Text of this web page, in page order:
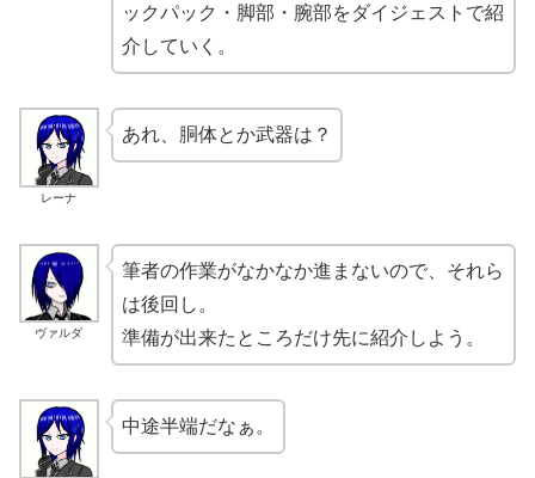
ックパック・脚部・腕部をダイジェストで紹
介していく。
レーナ
あれ、胴体とか武器は？
ヴァルダ
筆者の作業がなかなか進まないので、それら
は後回し。
準備が出来たところだけ先に紹介しよう。
中途半端だなぁ。